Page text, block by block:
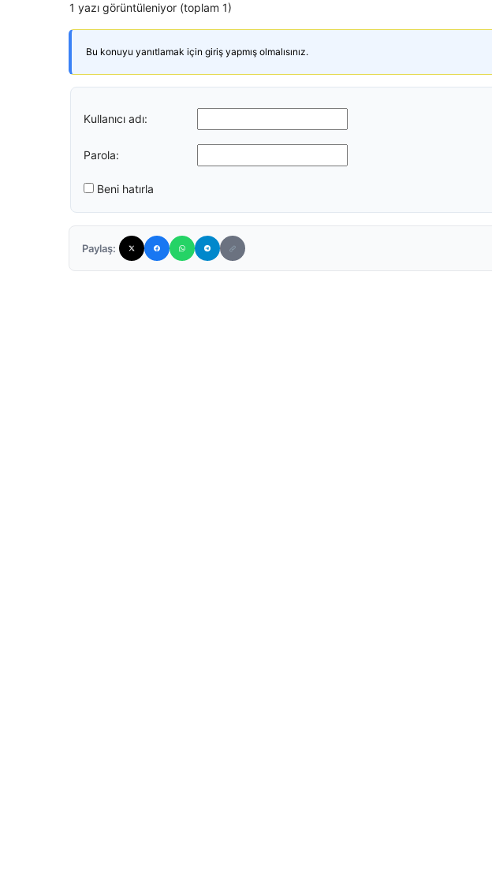
1 yazı görüntüleniyor (toplam 1)
Bu konuyu yanıtlamak için giriş yapmış olmalısınız.
Kullanıcı adı:
Parola:
Beni hatırla
Paylaş: